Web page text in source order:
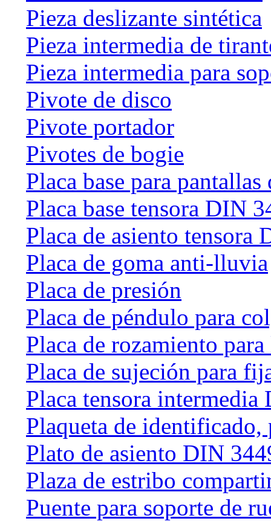
Pieza deslizante sintética
Pieza intermedia de
Pieza intermedia para
Pivote de disco
Pivote portador
Pivotes de bogie
Placa base para pantallas
Placa base tensora DIN
Placa de asiento tensora
Placa de goma anti-lluvia
Placa de presión
Placa de péndulo para
Placa de rozamiento
Placa de sujeción para
Placa tensora intermedia
Plaqueta de identificado,
Plato de asiento DIN
Plaza de estribo
Puente para soporte de